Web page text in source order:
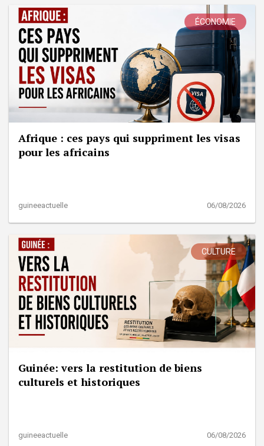
ÉCONOMIE
Afrique : ces pays qui suppriment les visas
pour les africains
guineeactuelle 06/08/2026
CULTURE
Guinée: vers la restitution de biens
culturels et historiques
guineeactuelle 06/08/2026